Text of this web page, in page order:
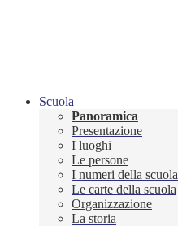
Scuola
Panoramica
Presentazione
I luoghi
Le persone
I numeri della scuola
Le carte della scuola
Organizzazione
La storia